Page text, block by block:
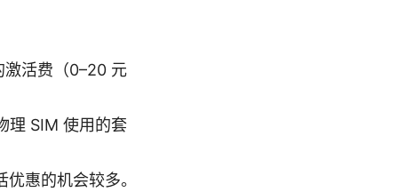
激活费（0–20 元
理 SIM 使用的套
惠的机会较多。